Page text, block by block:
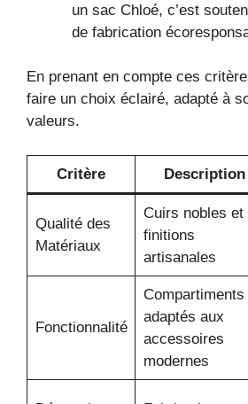
un sac Chloé, c’est
de fabrication
En prenant en compte ces
faire un choix éclairé, adapté à
valeurs.
Critère Description
Qualité des
Matériaux
Cuirs nobles et
finitions
artisanales
Fonctionnalité
Compartiments
adaptés aux
accessoires
modernes